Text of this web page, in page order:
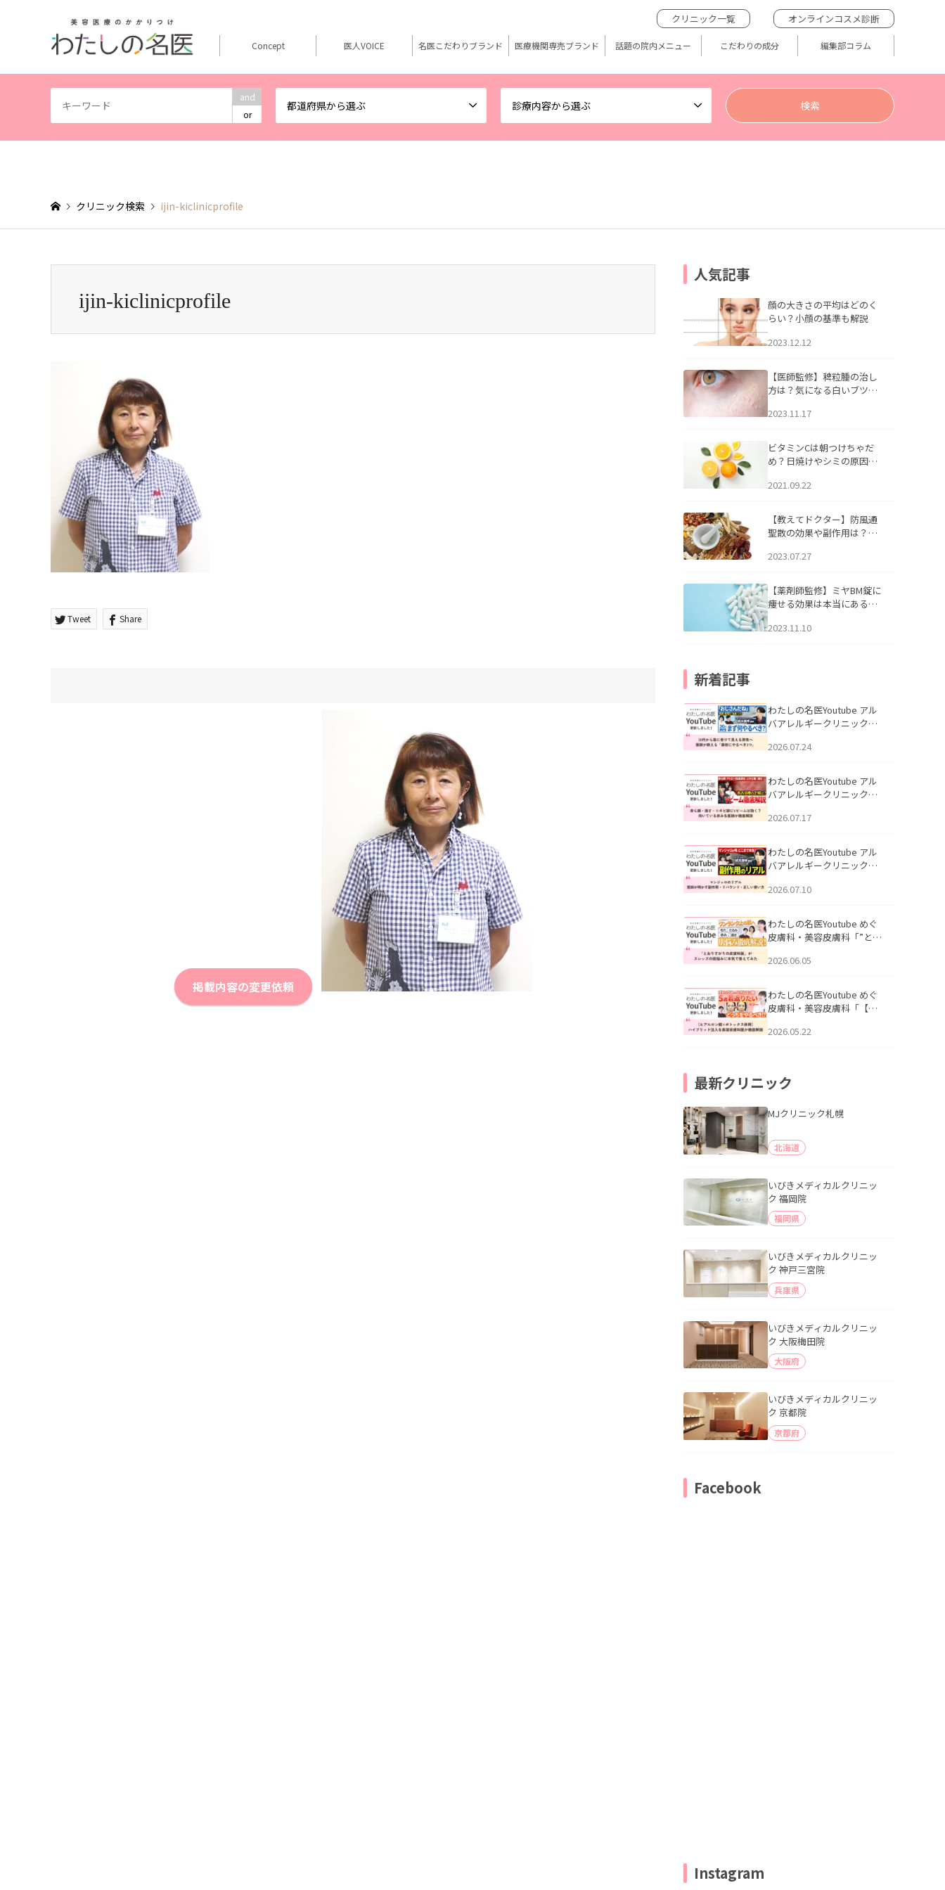
and
or
都道府県から選ぶ 診療内容から選ぶ
クリニック一覧 オンラインコスメ診断
Concept 医人VOICE 名医こだわりブランド 医療機関専売ブランド 話題の院内メニュー こだわりの成分 編集部コラム
クリニック検索 ijin-kiclinicprofile
ijin-kiclinicprofile
Tweet Share
掲載内容の変更依頼
人気記事
顔の大きさの平均はどのく
らい？小顔の基準も解説
2023.12.12
【医師監修】稗粒腫の治し
方は？気になる白いブツブ
アについて
2023.11.17
ビタミンCは朝つけちゃだ
め？日焼けやシミの原因に
2021.09.22
【教えてドクター】防風通
聖散の効果や副作用は？長
2023.07.27
【薬剤師監修】ミヤBM錠に
痩せる効果は本当にある
2023.11.10
新着記事
わたしの名医Youtube アル
バアレルギークリニック札
える男性へ｜医師が教える
公開いたしました。
2026.07.24
わたしの名医Youtube アル
バアレルギークリニック札
跡にVビームは効く？向いて
説」を公開いたしました。
2026.07.17
わたしの名医Youtube アル
バアレルギークリニック札
医師が明かす副作用・リバ
公開いたしました。
2026.07.10
わたしの名医Youtube めぐ
皮膚科・美容皮膚科「”とお
ッズの肌悩みに本気で答え
た。
2026.06.05
わたしの名医Youtube めぐ
皮膚科・美容皮膚科「【ヒ
用】ハイブリッド注入を美
2026.05.22
最新クリニック
MJクリニック札幌
北海道
いびきメディカルクリニッ
ク 福岡院
福岡県
いびきメディカルクリニッ
ク 神戸三宮院
兵庫県
いびきメディカルクリニッ
ク 大阪梅田院
大阪府
いびきメディカルクリニッ
ク 京都院
京都府
Facebook
Instagram